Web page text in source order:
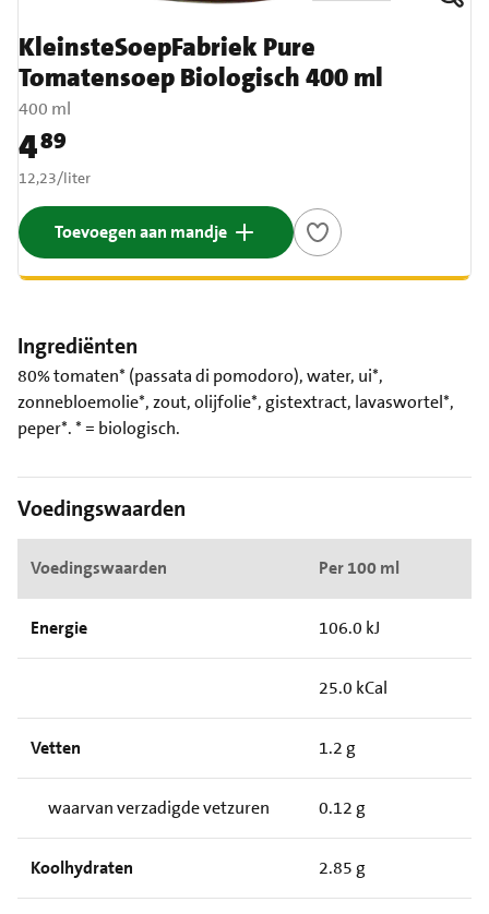
KleinsteSoepFabriek Pure
Tomatensoep Biologisch 400 ml
400 ml
Prijs: € 4,89
489
€ 12,23 per liter
12,23/liter
Toevoegen aan mandje
Ingrediënten
80% tomaten* (passata di pomodoro), water, ui*,
zonnebloemolie*, zout, olijfolie*, gistextract, lavaswortel*,
peper*. * = biologisch.
Voedingswaarden
Voedingswaarden Per 100 ml
Energie 106.0 kJ
25.0 kCal
Vetten 1.2 g
waarvan verzadigde vetzuren 0.12 g
Koolhydraten 2.85 g